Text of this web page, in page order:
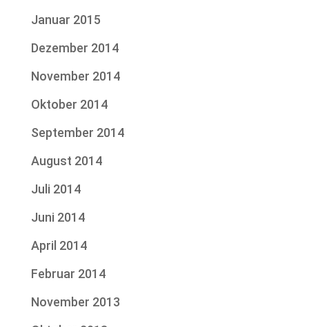
Januar 2015
Dezember 2014
November 2014
Oktober 2014
September 2014
August 2014
Juli 2014
Juni 2014
April 2014
Februar 2014
November 2013